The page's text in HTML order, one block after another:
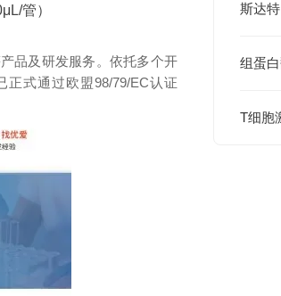
管）
品及研发服务。依托多个开
正式通过欧盟98/79/EC认证